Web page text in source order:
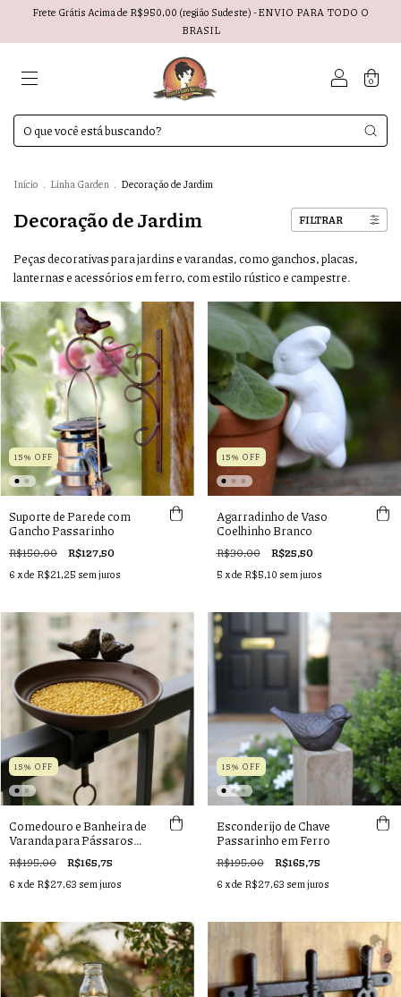
Frete Grátis Acima de R$950,00 (região Sudeste) - ENVIO PARA TODO O
BRASIL
0
Início . Linha Garden . Decoração de Jardim
Decoração de Jardim FILTRAR
Peças decorativas para jardins e varandas, como ganchos, placas,
lanternas e acessórios em ferro, com estilo rústico e campestre.
15% OFF
Suporte de Parede com
Gancho Passarinho
R$150,00 R$127,50
6 x de R$21,25 sem juros
15% OFF
Agarradinho de Vaso
Coelhinho Branco
R$30,00 R$25,50
5 x de R$5,10 sem juros
15% OFF
Comedouro e Banheira de
Varanda para Pássaros
com Fixação Ajustável
R$195,00 R$165,75
6 x de R$27,63 sem juros
15% OFF
Esconderijo de Chave
Passarinho em Ferro
R$195,00 R$165,75
6 x de R$27,63 sem juros